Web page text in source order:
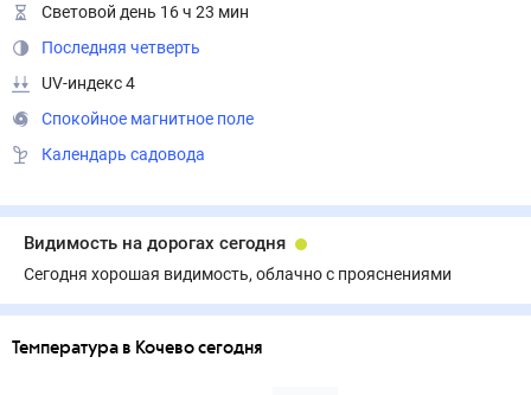
Световой день 16 ч 23 мин
Последняя четверть
UV-индекс 4
Спокойное магнитное поле
Календарь садовода
Видимость на дорогах сегодня
Сегодня хорошая видимость, облачно с прояснениями
Температура в Кочево сегодня